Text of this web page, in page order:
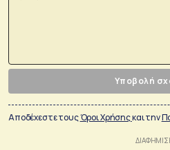
Υποβολή
Αποδέχεστε τουςΌροι Χρήσηςκαι την